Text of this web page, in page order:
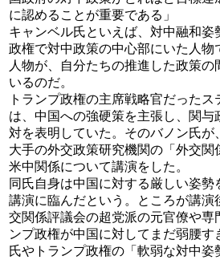
に認めることが重要である」
キャンベル氏といえば、対中融和姿
政権で対中政策の中心部にいた人物
人物が、自分たちの推進した政策の
いるのだ。
トランプ政権の主席戦略官だった
は、中国への強硬策を主張し、関与
対を表明していた。そのバノン氏が
大手の外交政策研究機関の「外交関
米中関係について講演をした。
同氏自身は中国に対する厳しい姿
講演に臨んだという。ところが講演
交関係評議会の超党派の元官僚や専
ンプ政権が中国に対してまだ弱腰す
氏やトランプ政権の「軟弱な対中姿